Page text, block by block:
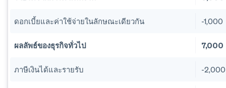
ดอกเบี้ยและค่าใช้จ่ายในลักษณะเดียวกัน -1,000
ผลลัพธ์ของธุรกิจทั่วไป 7,000
ภาษีเงินได้และรายรับ -2,000